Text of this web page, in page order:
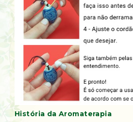
História da Aromaterapia